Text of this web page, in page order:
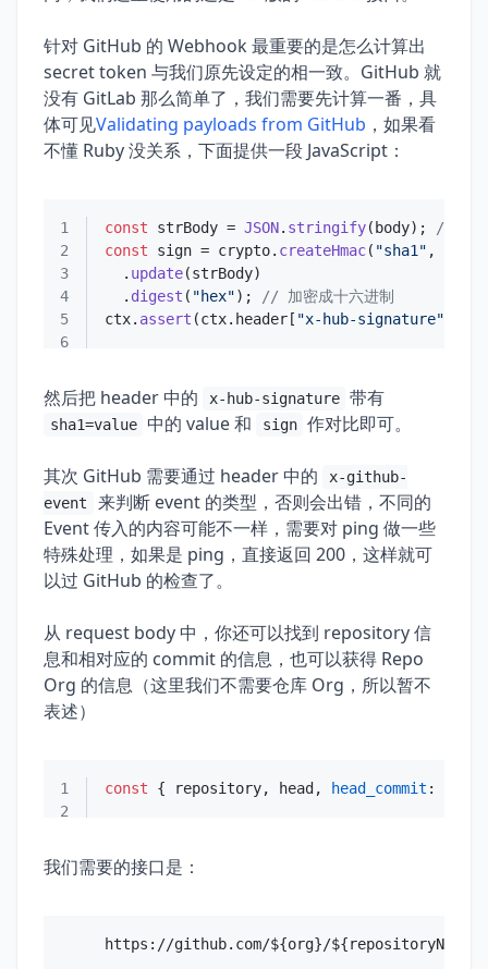
针对 GitHub 的 Webhook 最重要的是怎么计算出
secret token 与我们原先设定的相一致。GitHub 就
没有 GitLab 那么简单了，我们需要先计算一番，具
体可见Validating payloads from GitHub ，如果看
不懂 Ruby 没关系，下面提供一段 JavaScript：
1 const strBody = JSON. stringify(body);
// 将
2
const sign = crypto. createHmac( "sha1" ,
3
  .
update
4
  .
digest ( "hex");
// 加密成十六进制
5
ctx. assert (ctx. header [ "x-hub-signature"
6
然后把 header 中的 x-hub-signature 带有
sha1=value 中的 value 和 sign 作对比即可。
其次 GitHub 需要通过 header 中的
x-github-
event
来判断 event 的类型，否则会出错，不同的
Event 传入的内容可能不一样，需要对 ping 做一些
特殊处理，如果是 ping，直接返回 200，这样就可
以过 GitHub 的检查了。
从 request body 中，你还可以找到 repository 信
息和相对应的 commit 的信息，也可以获得 Repo
Org 的信息（这里我们不需要仓库 Org，所以暂不
表述）
1 const { repository, head,
head_commit
2
我们需要的接口是：